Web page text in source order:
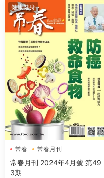
健康健身
常春 常春月刊
常春月刊 2024年4月號 第49
3期